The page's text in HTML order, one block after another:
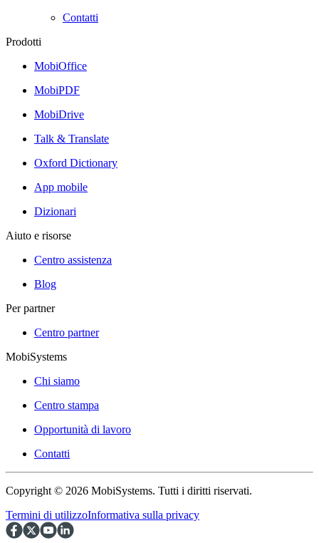
Contatti
Prodotti
MobiOffice
MobiPDF
MobiDrive
Talk & Translate
Oxford Dictionary
App mobile
Dizionari
Aiuto e risorse
Centro assistenza
Blog
Per partner
Centro partner
MobiSystems
Chi siamo
Centro stampa
Opportunità di lavoro
Contatti
Copyright © 2026 MobiSystems. Tutti i diritti riservati.
Termini di utilizzoInformativa sulla privacy